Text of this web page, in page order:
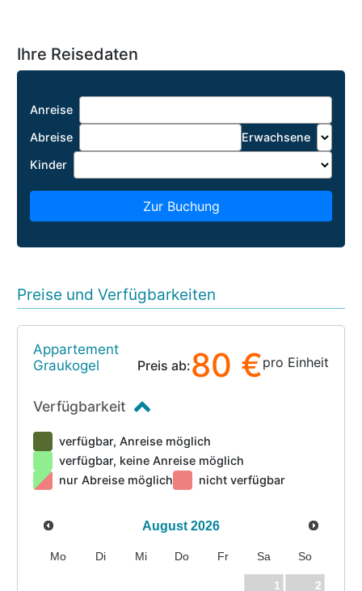
Ihre Reisedaten
Anreise
Abreise
Erwachsene
Kinder
Zur Buchung
Preise und Verfügbarkeiten
Appartement
Graukogel
Preis ab:80 €pro Einheit
Verfügbarkeit
verfügbar, Anreise möglich
verfügbar, keine Anreise möglich
nur Abreise möglich
nicht verfügbar
August 2026
Mo Di Mi Do Fr Sa So
1 2